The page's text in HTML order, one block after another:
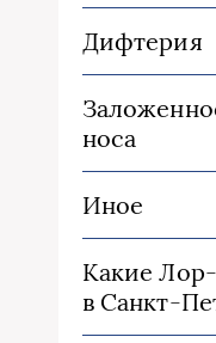
Дифтерия
носа
Иное
Какие
в Санкт-